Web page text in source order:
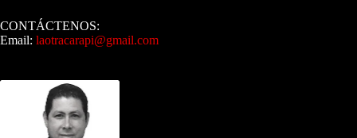
CONTÁCTENOS:
Email: laotracarapi@gmail.com